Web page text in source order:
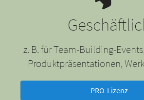
z. B. für Team-Building-
Produktpräsentationen,
PRO-Lizenz